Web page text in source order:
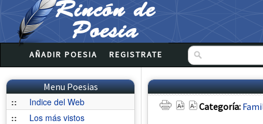
AÑADIR POESIA REGISTRATE
Menu Poesias
::
Indice del Web
::
Los más vistos
Categoría: